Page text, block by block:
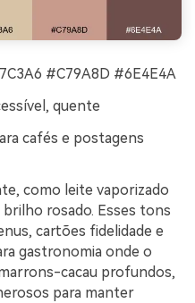
#C79A8D #6E4E4A
quente
cafés e postagens
como leite vaporizado
rosado. Esses tons
cartões fidelidade e
gastronomia onde o
cacau profundos,
para manter